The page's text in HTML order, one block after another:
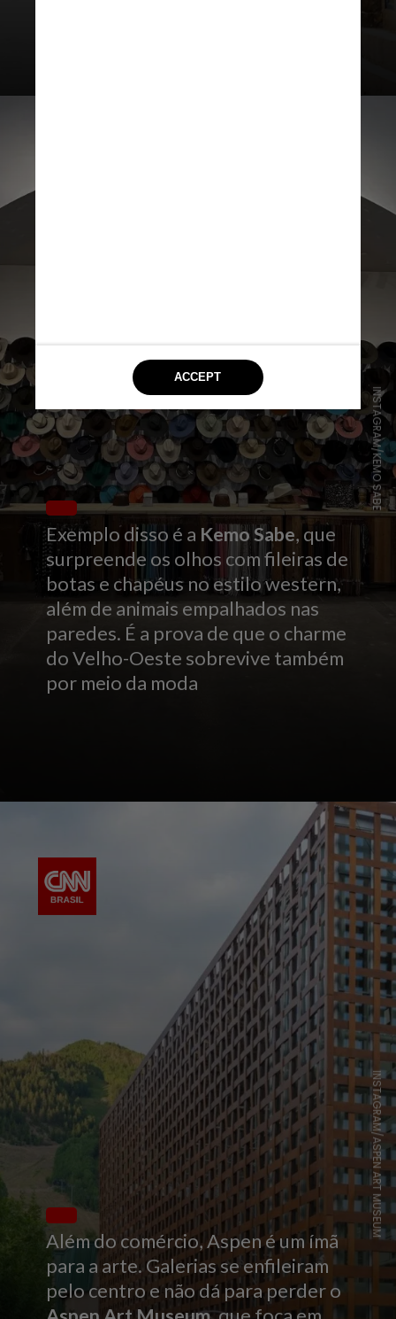
INSTAGRAM/KEMO SABE
Exemplo disso é a Kemo Sabe, que
surpreende os olhos com fileiras de
botas e chapéus no estilo western,
além de animais empalhados nas
paredes. É a prova de que o charme
do Velho-Oeste sobrevive também
por meio da moda
INSTAGRAM/ASPEN ART MUSEUM
Além do comércio, Aspen é um ímã
para a arte. Galerias se enfileiram
pelo centro e não dá para perder o